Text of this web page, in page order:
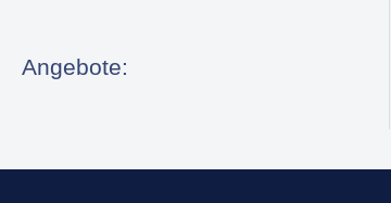
Angebote: